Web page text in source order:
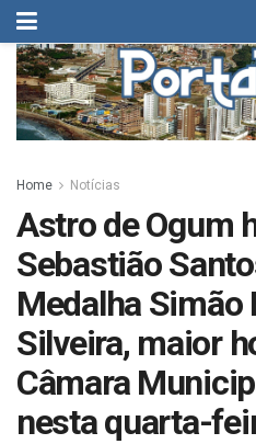
Home Notícias
Astro de Ogum
Sebastião
Medalha Simão
Silveira, maior
Câmara
nesta quarta-